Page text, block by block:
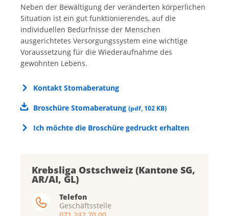
Neben der Bewältigung der veränderten körperlichen
Situation ist ein gut funktionierendes, auf die
individuellen Bedürfnisse der Menschen
ausgerichtetes Versorgungssystem eine wichtige
Voraussetzung für die Wiederaufnahme des
gewohnten Lebens.
Kontakt Stomaberatung
Broschüre Stomaberatung (pdf, 102 KB)
Ich möchte die Broschüre gedruckt erhalten
Krebsliga Ostschweiz (Kantone SG,
AR/AI, GL)
Telefon
Geschäftsstelle